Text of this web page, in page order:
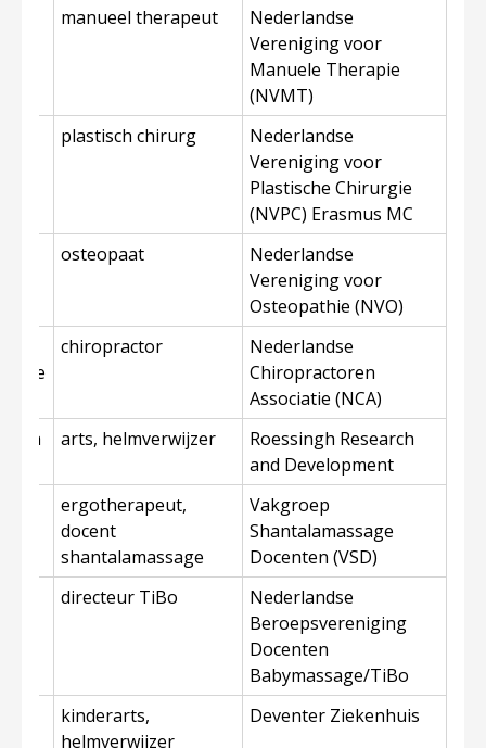
manueel therapeut
Nederlandse
Vereniging voor
Manuele Therapie
(NVMT)
plastisch chirurg
Nederlandse
Vereniging voor
Plastische Chirurgie
(NVPC) Erasmus MC
osteopaat
Nederlandse
Vereniging voor
Osteopathie (NVO)
chiropractor
Nederlandse
Chiropractoren
Associatie (NCA)
arts, helmverwijzer
Roessingh Research
and Development
ergotherapeut,
docent
shantalamassage
Vakgroep
Shantalamassage
Docenten (VSD)
directeur TiBo
Nederlandse
Beroepsvereniging
Docenten
Babymassage/TiBo
kinderarts,
helmverwijzer
Deventer Ziekenhuis